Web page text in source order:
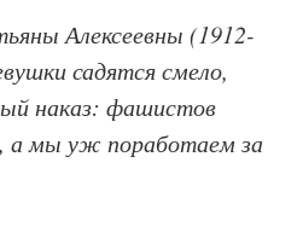
Алексеевны (1912-
садятся смело,
наказ: фашистов
а мы уж поработаем за